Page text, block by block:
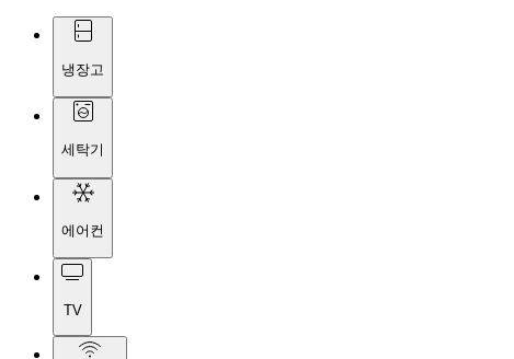
냉장고
세탁기
에어컨
TV